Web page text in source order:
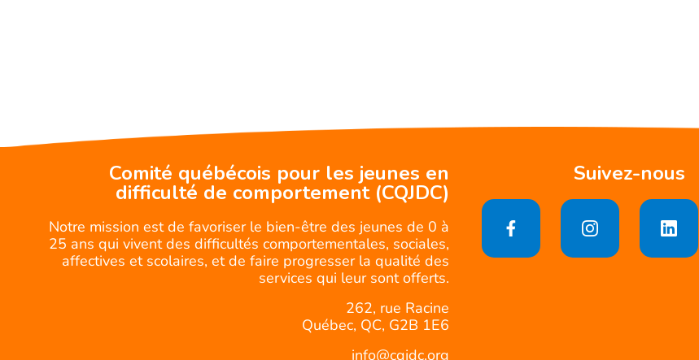
Comité québécois pour les jeunes en
difficulté de comportement (CQJDC)
Notre mission est de favoriser le bien-être des jeunes de 0 à
25 ans qui vivent des difficultés comportementales, sociales,
affectives et scolaires, et de faire progresser la qualité des
services qui leur sont offerts.
262, rue Racine
Québec, QC, G2B 1E6
info@cqjdc.org
Suivez-nous